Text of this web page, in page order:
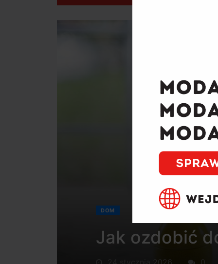
DOM
Jak ozdobić
24 stycznia 2026 0